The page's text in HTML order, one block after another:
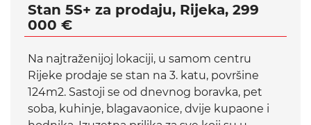
Stan 5S+ za prodaju, Rijeka, 299
000 €
Na najtraženijoj lokaciji, u samom centru
Rijeke prodaje se stan na 3. katu, površine
124m2. Sastoji se od dnevnog boravka, pet
soba, kuhinje, blagavaonice, dvije kupaone i